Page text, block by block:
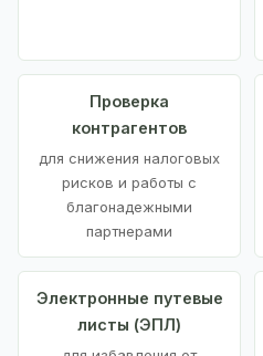
Проверка
контрагентов
для снижения налоговых
рисков и работы с
благонадежными
партнерами
Электронные путевые
листы (ЭПЛ)